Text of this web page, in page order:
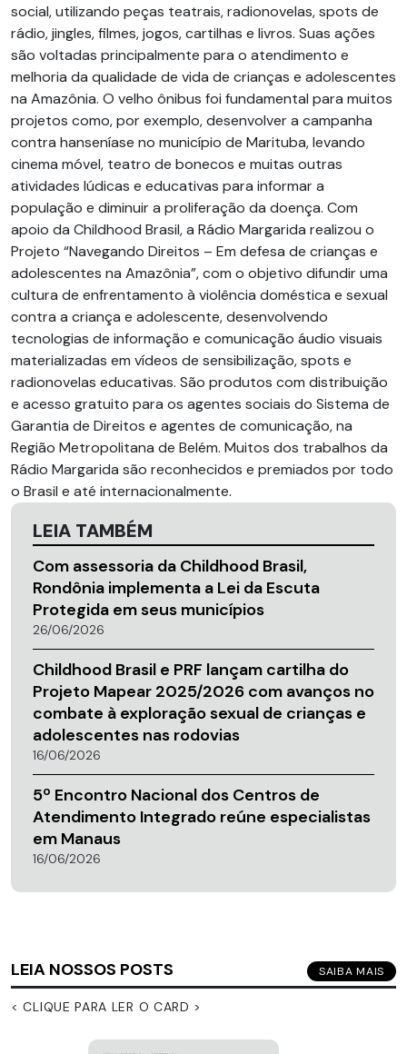
social, utilizando peças teatrais, radionovelas, spots de
rádio, jingles, filmes, jogos, cartilhas e livros. Suas ações
são voltadas principalmente para o atendimento e
melhoria da qualidade de vida de crianças e adolescentes
na Amazônia. O velho ônibus foi fundamental para muitos
projetos como, por exemplo, desenvolver a campanha
contra hanseníase no município de Marituba, levando
cinema móvel, teatro de bonecos e muitas outras
atividades lúdicas e educativas para informar a
população e diminuir a proliferação da doença. Com
apoio da Childhood Brasil, a Rádio Margarida realizou o
Projeto “Navegando Direitos – Em defesa de crianças e
adolescentes na Amazônia”, com o objetivo difundir uma
cultura de enfrentamento à violência doméstica e sexual
contra a criança e adolescente, desenvolvendo
tecnologias de informação e comunicação áudio visuais
materializadas em vídeos de sensibilização, spots e
radionovelas educativas. São produtos com distribuição
e acesso gratuito para os agentes sociais do Sistema de
Garantia de Direitos e agentes de comunicação, na
Região Metropolitana de Belém. Muitos dos trabalhos da
Rádio Margarida são reconhecidos e premiados por todo
o Brasil e até internacionalmente.
LEIA TAMBÉM
Com assessoria da Childhood Brasil,
Rondônia implementa a Lei da Escuta
Protegida em seus municípios
26/06/2026
Childhood Brasil e PRF lançam cartilha do
Projeto Mapear 2025/2026 com avanços no
combate à exploração sexual de crianças e
adolescentes nas rodovias
16/06/2026
5º Encontro Nacional dos Centros de
Atendimento Integrado reúne especialistas
em Manaus
16/06/2026
LEIA NOSSOS POSTS SAIBA MAIS
< CLIQUE PARA LER O CARD >